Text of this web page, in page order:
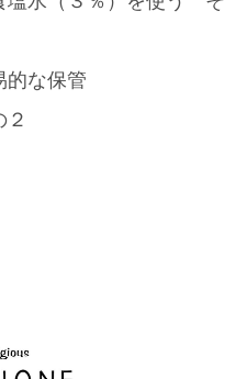
的な保管